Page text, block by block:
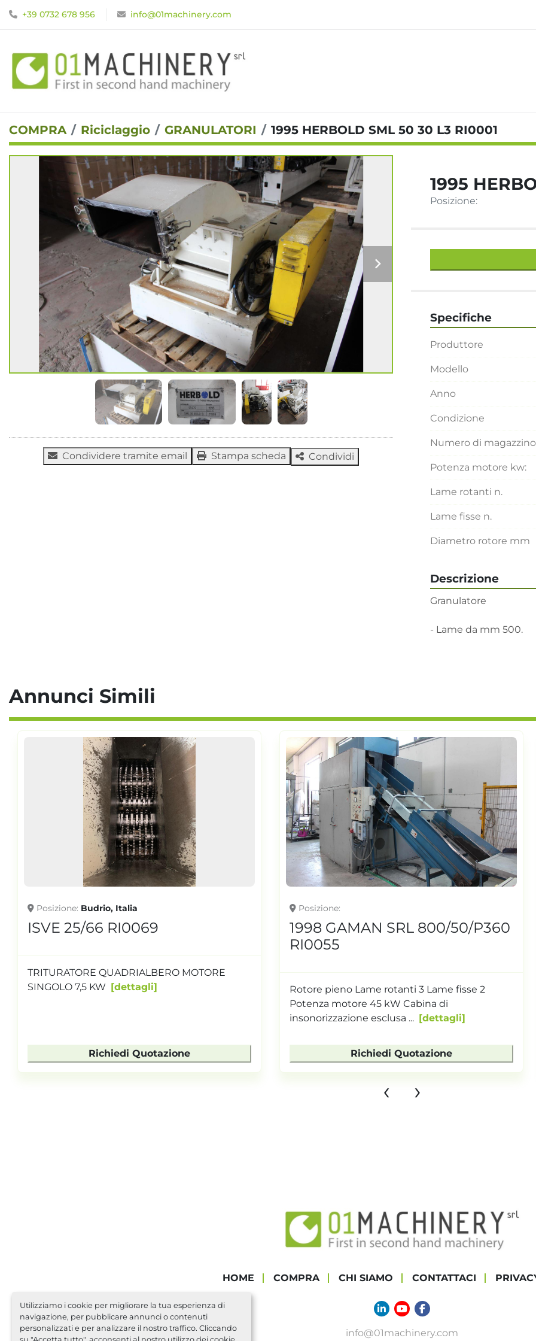
Utilizziamo i cookie per migliorare la tua esperienza di
navigazione, per pubblicare annunci o contenuti
personalizzati e per analizzare il nostro traffico. Cliccando
+39 0732 678 956 info@01machinery.com
COMPRA Riciclaggio GRANULATORI 1995 HERBOLD SML 50 30 L3 RI0001
Condividere tramite email Stampa scheda Condividi
1995
Posizione:
Descrizione
Granulatore
- Lame da mm 500.
Specifiche
Produttore
Modello
Anno
Condizione
Numero di magazzino
Potenza motore kw:
Lame rotanti n.
Lame fisse n.
Diametro rotore mm
Annunci Simili
Posizione Budrio, Italia
ISVE 25/66 RI0069
TRITURATORE QUADRIALBERO MOTORE
SINGOLO 7,5 KW
dettagli
Richiedi Quotazione
Posizione
1998 GAMAN SRL 800/50/P360
RI0055
Rotore pieno Lame rotanti 3 Lame fisse 2
Potenza motore 45 kW Cabina di
insonorizzazione esclusa ...
dettagli
Richiedi Quotazione
‹ ›
HOME COMPRA CHI SIAMO CONTATTACI
linkedinyoutubefacebook
info@01machinery.com